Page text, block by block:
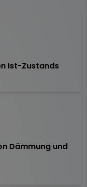
Ist-Zustands
Dämmung und